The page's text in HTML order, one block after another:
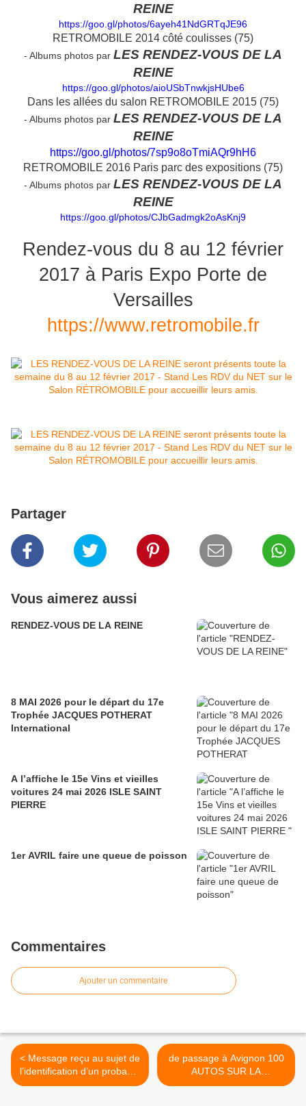
REINE
https://goo.gl/photos/6ayeh41NdGRTqJE96
RETROMOBILE 2014 côté coulisses (75)
- Albums photos par LES RENDEZ-VOUS DE LA
REINE
https://goo.gl/photos/aioUSbTnwkjsHUbe6
Dans les allées du salon RETROMOBILE 2015 (75)
- Albums photos par LES RENDEZ-VOUS DE LA
REINE
https://goo.gl/photos/7sp9o8oTmiAQr9hH6
RETROMOBILE 2016 Paris parc des expositions (75)
- Albums photos par LES RENDEZ-VOUS DE LA
REINE
https://goo.gl/photos/CJbGadmgk2oAsKnj9
Rendez-vous du 8 au 12 février
2017 à Paris Expo Porte de
Versailles
https://www.retromobile.fr
Partager
Vous aimerez aussi
RENDEZ-VOUS DE LA REINE
8 MAI 2026 pour le départ du 17e
Trophée JACQUES POTHERAT
International
A l’affiche le 15e Vins et vieilles
voitures 24 mai 2026 ISLE SAINT
PIERRE
1er AVRIL faire une queue de poisson
Commentaires
Ajouter un commentaire
< Message reçu au sujet de
l’identification d’un probable
bouchon métallique en
de passage à Avignon 100
AUTOS SUR LA
NATIONALE 7 DU 9 AU 13